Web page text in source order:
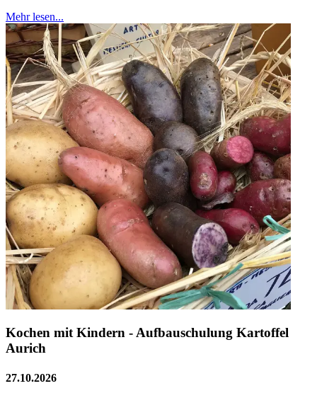
Mehr lesen...
Kochen mit Kindern - Aufbauschulung Kartoffel
Aurich
27.10.2026